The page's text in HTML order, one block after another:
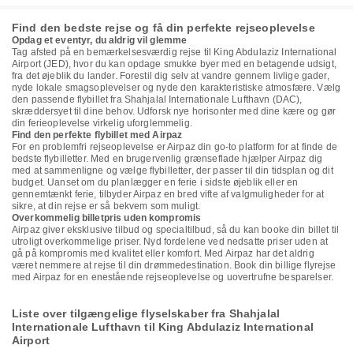
Find den bedste rejse og få din perfekte rejseoplevelse
Opdag et eventyr, du aldrig vil glemme
Tag afsted på en bemærkelsesværdig rejse til King Abdulaziz International
Airport (JED), hvor du kan opdage smukke byer med en betagende udsigt,
fra det øjeblik du lander. Forestil dig selv at vandre gennem livlige gader,
nyde lokale smagsoplevelser og nyde den karakteristiske atmosfære. Vælg
den passende flybillet fra Shahjalal Internationale Lufthavn (DAC),
skræddersyet til dine behov. Udforsk nye horisonter med dine kære og gør
din ferieoplevelse virkelig uforglemmelig.
Find den perfekte flybillet med Airpaz
For en problemfri rejseoplevelse er Airpaz din go-to platform for at finde de
bedste flybilletter. Med en brugervenlig grænseflade hjælper Airpaz dig
med at sammenligne og vælge flybilletter, der passer til din tidsplan og dit
budget. Uanset om du planlægger en ferie i sidste øjeblik eller en
gennemtænkt ferie, tilbyder Airpaz en bred vifte af valgmuligheder for at
sikre, at din rejse er så bekvem som muligt.
Overkommelig billetpris uden kompromis
Airpaz giver eksklusive tilbud og specialtilbud, så du kan booke din billet til
utroligt overkommelige priser. Nyd fordelene ved nedsatte priser uden at
gå på kompromis med kvalitet eller komfort. Med Airpaz har det aldrig
været nemmere at rejse til din drømmedestination. Book din billige flyrejse
med Airpaz for en enestående rejseoplevelse og uovertrufne besparelser.
Liste over tilgængelige flyselskaber fra Shahjalal
Internationale Lufthavn til King Abdulaziz International
Airport